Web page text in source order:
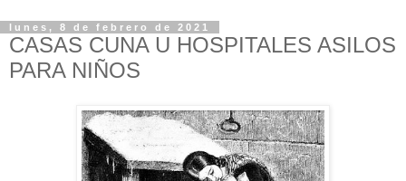
lunes, 8 de febrero de 2021
CASAS CUNA U HOSPITALES ASILOS
PARA NIÑOS